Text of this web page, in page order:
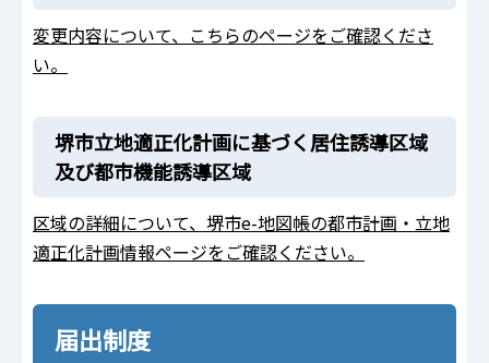
変更内容について、こちらのページをご確認くださ
い。
堺市立地適正化計画に基づく居住誘導区域
及び都市機能誘導区域
区域の詳細について、堺市e-地図帳の都市計画・立地
適正化計画情報ページをご確認ください。
届出制度